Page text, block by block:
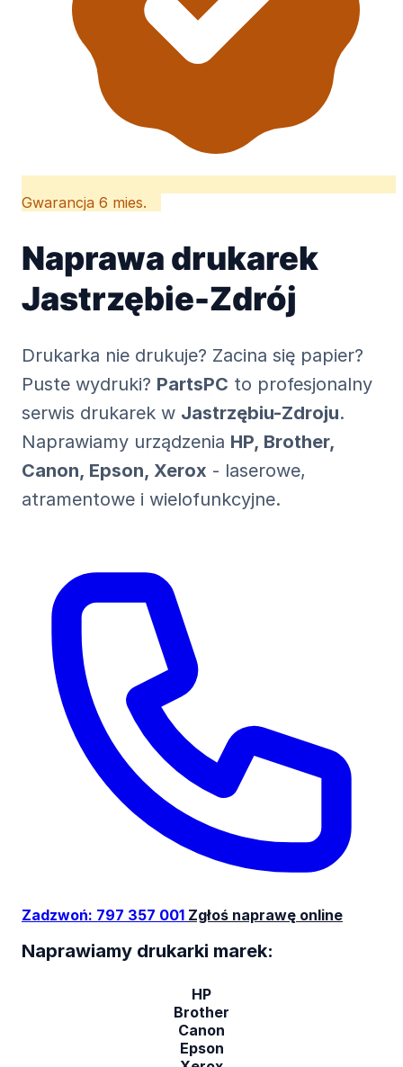
Gwarancja 6 mies.
Naprawa drukarek
Jastrzębie-Zdrój
Drukarka nie drukuje? Zacina się papier?
Puste wydruki? PartsPC to profesjonalny
serwis drukarek w Jastrzębiu-Zdroju.
Naprawiamy urządzenia HP, Brother,
Canon, Epson, Xerox - laserowe,
atramentowe i wielofunkcyjne.
Zadzwoń: 797 357 001 Zgłoś naprawę online
Naprawiamy drukarki marek:
HP
Brother
Canon
Epson